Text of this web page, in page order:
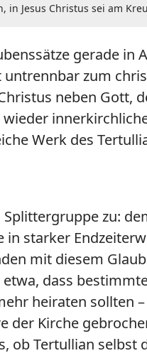
Jesus Christus sei am
gerade
untrennbar zum
neben Gott,
Werk des
zu:
starker
mit diesem
dass
heiraten
Kirche
ob Tertullian